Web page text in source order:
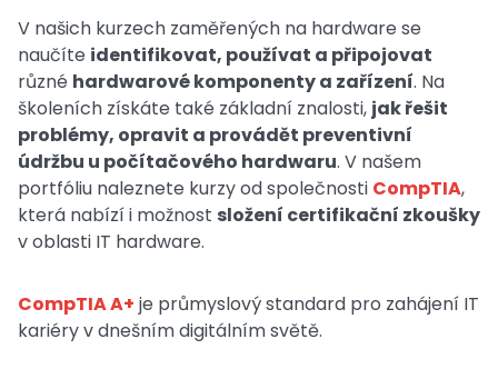
V našich kurzech zaměřených na hardware se
naučíte identifikovat, používat a připojovat
různé hardwarové komponenty a zařízení. Na
školeních získáte také základní znalosti, jak řešit
problémy, opravit a provádět preventivní
údržbu u počítačového hardwaru. V našem
portfóliu naleznete kurzy od společnosti CompTIA,
která nabízí i možnost složení certifikační zkoušky
v oblasti IT hardware.
CompTIA A+ je průmyslový standard pro zahájení IT
kariéry v dnešním digitálním světě.